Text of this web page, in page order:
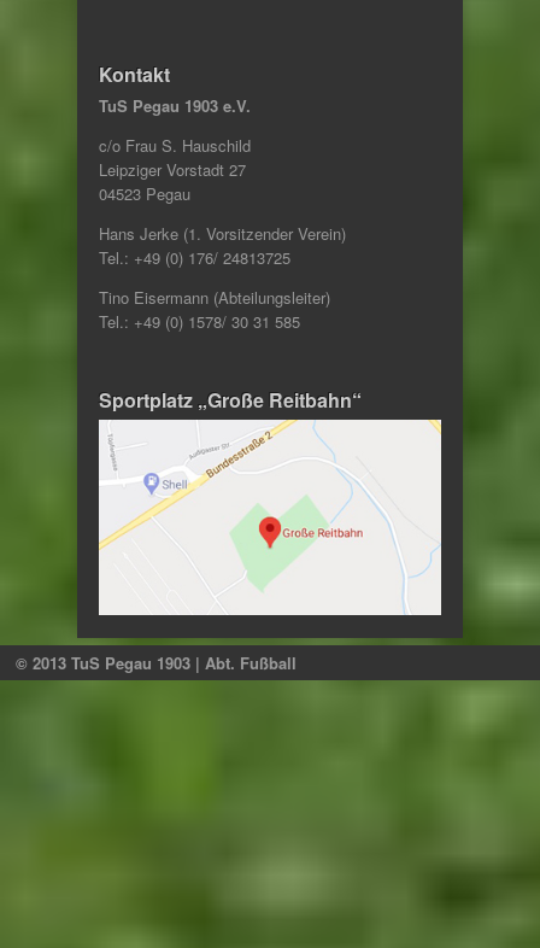
Kontakt
TuS Pegau 1903 e.V.
c/o Frau S. Hauschild
Leipziger Vorstadt 27
04523 Pegau
Hans Jerke (1. Vorsitzender Verein)
Tel.: +49 (0) 176/ 24813725
Tino Eisermann (Abteilungsleiter)
Tel.: +49 (0) 1578/ 30 31 585
Sportplatz „Große Reitbahn“
© 2013 TuS Pegau 1903 | Abt. Fußball